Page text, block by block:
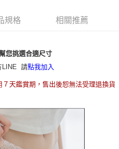
司」（以下簡稱本公司）所提供，讓
本公司帳單繳交帳款。
料之確認、核對及更正。
：
https://oppay.tw/userRule
免運費
運費
規格 相關推薦
您挑選合適尺寸
LINE 請點我加入
天鑑賞期，售出後恕無法受理退換貨